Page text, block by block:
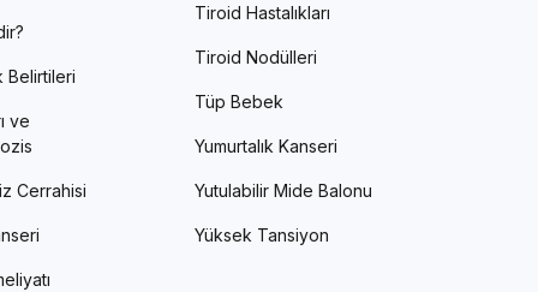
Belirtileri
ve
Cerrahisi
Tiroid Hastalıkları
Tiroid Nodülleri
Tüp Bebek
Yumurtalık Kanseri
Yutulabilir Mide Balonu
Yüksek Tansiyon